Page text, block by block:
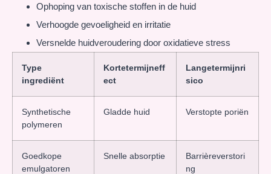
Ophoping van toxische stoffen in de huid
Verhoogde gevoeligheid en irritatie
Versnelde huidveroudering door oxidatieve stress
Type
ingrediënt
Kortetermijneff
ect
Langetermijnri
sico
Synthetische
polymeren
Gladde huid Verstopte poriën
Goedkope
emulgatoren
Snelle absorptie
Barrièreverstori
ng